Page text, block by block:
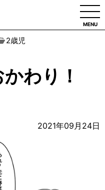
MENU
2歳児
かわり！
2021年09月24日